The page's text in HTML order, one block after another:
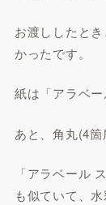
お渡ししたと
かったです。
紙は「アラベ
あと、角丸(4箇
「アラベール
も似ていて、